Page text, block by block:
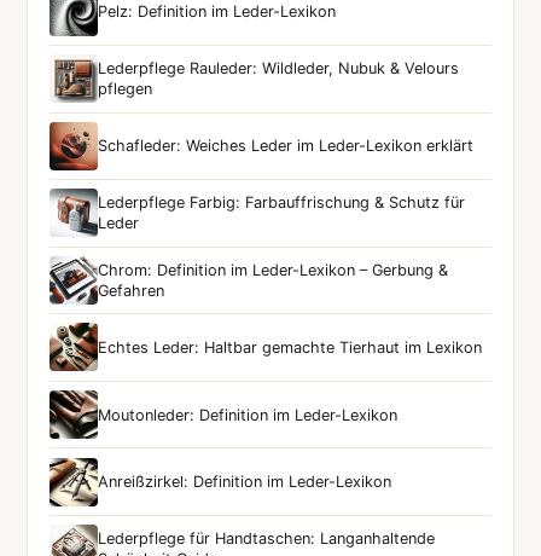
Pelz: Definition im Leder-Lexikon
Lederpflege Rauleder: Wildleder, Nubuk & Velours
pflegen
Schafleder: Weiches Leder im Leder-Lexikon erklärt
Lederpflege Farbig: Farbauffrischung & Schutz für
Leder
Chrom: Definition im Leder-Lexikon – Gerbung &
Gefahren
Echtes Leder: Haltbar gemachte Tierhaut im Lexikon
Moutonleder: Definition im Leder-Lexikon
Anreißzirkel: Definition im Leder-Lexikon
Lederpflege für Handtaschen: Langanhaltende